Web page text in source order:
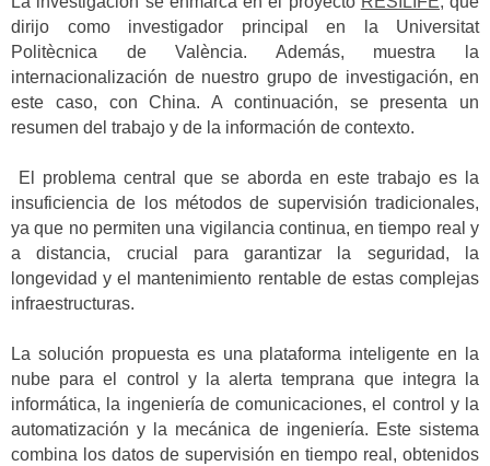
dirijo como investigador principal en la Universitat
Politècnica de València. Además, muestra la
internacionalización de nuestro grupo de investigación, en
este caso, con China. A continuación, se presenta un
resumen del trabajo y de la información de contexto.
El problema central que se aborda en este trabajo es la
insuficiencia de los métodos de supervisión tradicionales,
ya que no permiten una vigilancia continua, en tiempo real y
a distancia, crucial para garantizar la seguridad, la
longevidad y el mantenimiento rentable de estas complejas
infraestructuras.
La solución propuesta es una plataforma inteligente en la
nube para el control y la alerta temprana que integra la
informática, la ingeniería de comunicaciones, el control y la
automatización y la mecánica de ingeniería. Este sistema
combina los datos de supervisión en tiempo real, obtenidos